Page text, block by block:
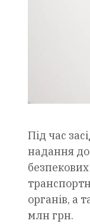
Під час
надання
органів, а
млн грн.